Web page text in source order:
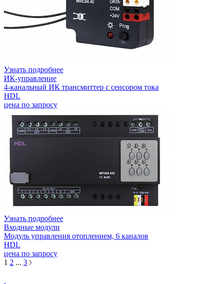
Узнать подробнее
ИК-управление
4-канальный ИК трансмиттер с сенсором тока
HDL
цена по запросу
Узнать подробнее
Входные модули
Модуль управления отоплением, 6 каналов
HDL
цена по запросу
1 2 ... 3